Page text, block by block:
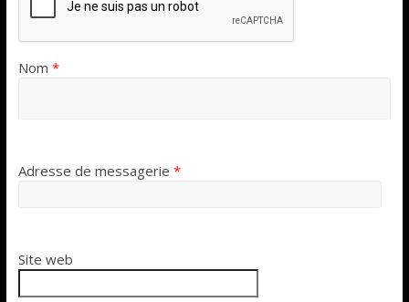
Nom *
Adresse de messagerie *
Site web